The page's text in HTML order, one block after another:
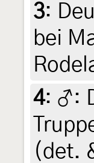
3:
bei
4: ♂:
(det.